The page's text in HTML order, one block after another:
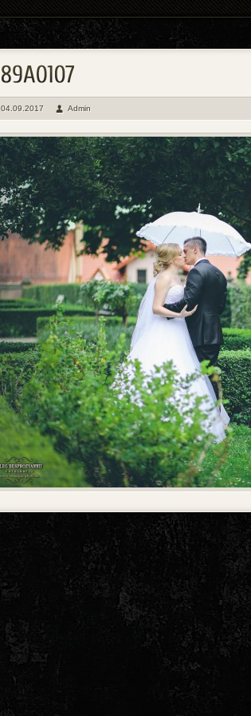
04.09.2017 Admin